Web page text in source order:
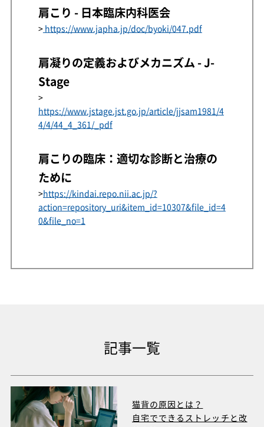
肩こり - 日本臨床内科医会
>https://www.japha.jp/doc/byoki/047.pdf
肩凝りの定義およびメカニズム - J-
Stage
>
https://www.jstage.jst.go.jp/article/jjsam1981/4
4/4/44_4_361/_pdf
肩こりの臨床：適切な診断と治療の
ために
>https://kindai.repo.nii.ac.jp/?
action=repository_uri&item_id=10307&file_id=4
0&file_no=1
記事一覧
猫背の原因とは？
自宅でできるストレッチと 改